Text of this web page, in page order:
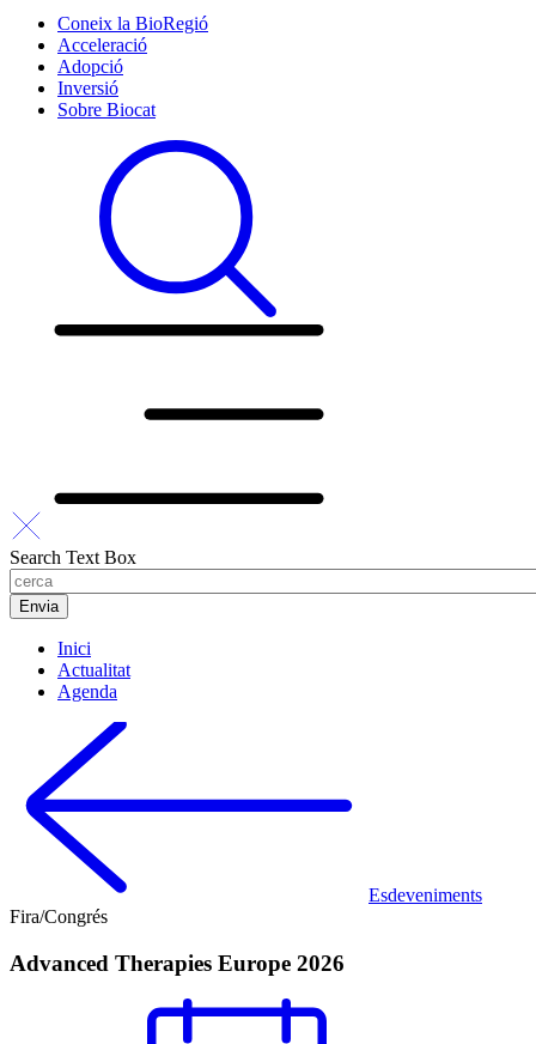
Coneix la BioRegió
Acceleració
Adopció
Inversió
Sobre Biocat
Search Text Box
Inici
Actualitat
Agenda
Esdeveniments
Fira/Congrés
Advanced Therapies Europe 2026